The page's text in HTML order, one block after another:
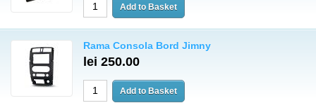
Rama Consola Bord Jimny
lei 250.00